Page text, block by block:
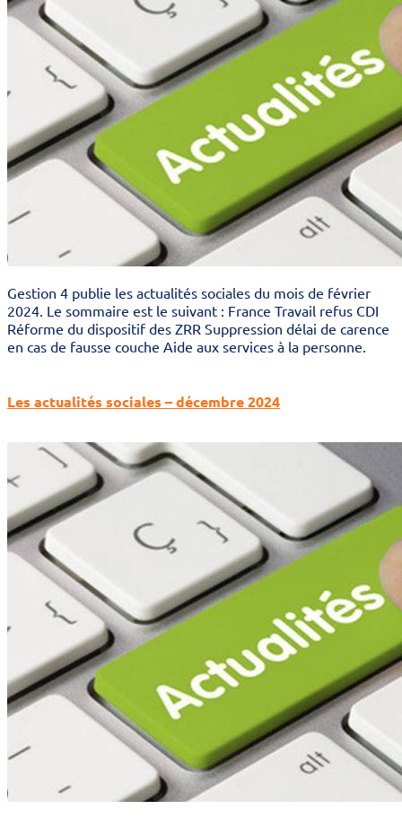
Gestion 4 publie les actualités sociales du mois de février
2024. Le sommaire est le suivant : France Travail refus CDI
Réforme du dispositif des ZRR Suppression délai de carence
en cas de fausse couche Aide aux services à la personne.
Les actualités sociales – décembre 2024